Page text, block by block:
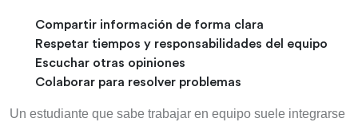
Compartir información de forma clara
Respetar tiempos y responsabilidades del equipo
Escuchar otras opiniones
Colaborar para resolver problemas
Un estudiante que sabe trabajar en equipo suele integrarse